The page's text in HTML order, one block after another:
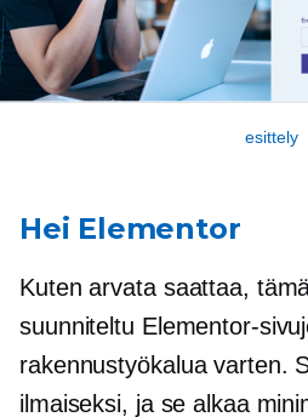
esittely
Hei Elementor
Kuten arvata saattaa,
suunniteltu Elementor-
rakennustyökalua varten.
ilmaiseksi, ja se alkaa